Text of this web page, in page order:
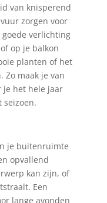
van knisperend
zorgen voor
verlichting
op je balkon
planten of het
Zo maak je van
je het hele jaar
seizoen.
je buitenruimte
opvallend
kan zijn, of
Een
lange avonden